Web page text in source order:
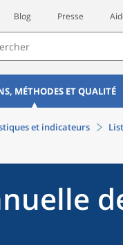
Blog Presse
MÉTHODES ET QUALITÉ
et indicateurs